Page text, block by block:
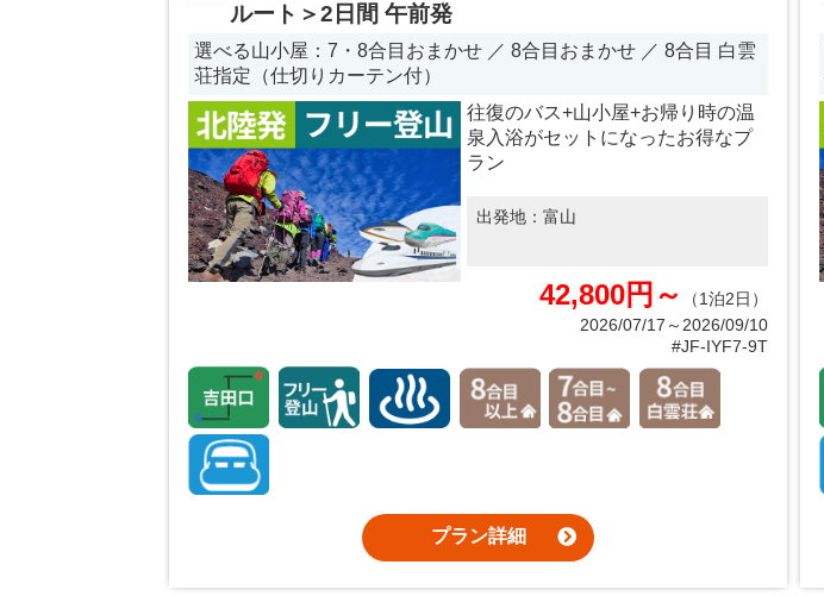
ルート＞2日間 午前発
選べる山小屋：7・8合目おまかせ ／ 8合目おまかせ ／ 8合目 白雲
荘指定（仕切りカーテン付）
往復のバス+山小屋+お帰り時の温
泉入浴がセットになったお得なプ
ラン
出発地： 富山
42,800円～
（1泊2日）
2026/07/17～2026/09/10
#JF-IYF7-9T
プラン詳細